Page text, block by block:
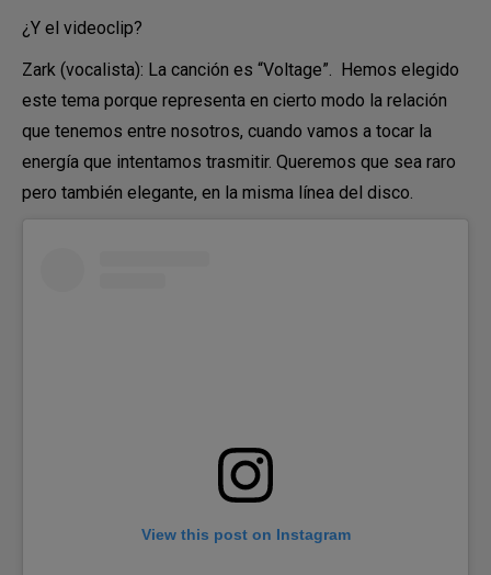
¿Y el videoclip?
Zark (vocalista): La canción es “Voltage”. Hemos elegido
este tema porque representa en cierto modo la relación
que tenemos entre nosotros, cuando vamos a tocar la
energía que intentamos trasmitir. Queremos que sea raro
pero también elegante, en la misma línea del disco.
View this post on Instagram